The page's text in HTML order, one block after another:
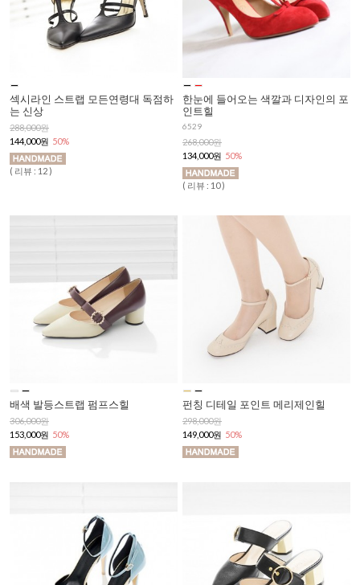
섹시라인 스트랩 모든연령대 독점하
는 신상
288,000원
144,000원 50%
( 리뷰 : 12 )
한눈에 들어오는 색깔과 디자인의 포
인트힐
6529
268,000원
134,000원 50%
( 리뷰 : 10 )
배색 발등스트랩 펌프스힐
306,000원
153,000원 50%
펀칭 디테일 포인트 메리제인힐
298,000원
149,000원 50%